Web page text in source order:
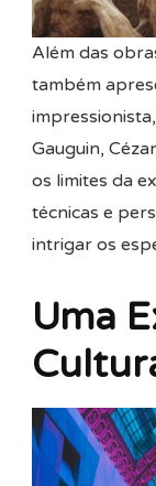
Além das
também
Gauguin,
os limites da
técnicas e
intrigar os
Uma